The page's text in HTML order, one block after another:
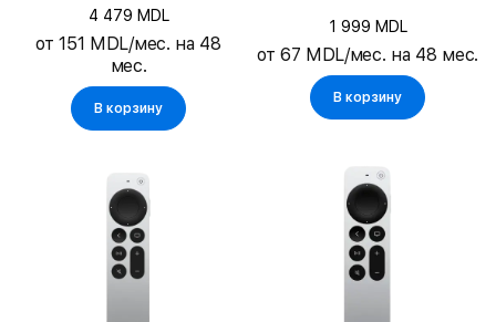
4 479 MDL
от 151 MDL/мес. на 48
мес.
В корзину
1 999 MDL
от 67 MDL/мес. на 48 мес.
В корзину